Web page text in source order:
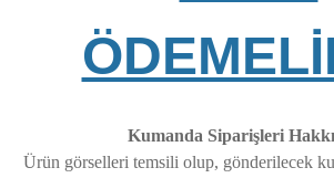
Kumanda Siparişleri
Ürün görselleri temsili olup, gönderilecek